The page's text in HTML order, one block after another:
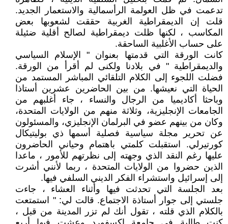
تدعمت في ظل العولمة الرأسمالية والاستعمار الجديد.
قلت إن الديمقراطية الغربية حققت لشعوبها بعض
المكاسب ، لكنها ظلت ديمقراطية لصالح أقلية ضئيلة
على حساب الأغلبية الساحقة.
كانت الورقة التي قدمتها بعنوان " الإسلام السياسي
والديمقراطية " في بلادنا ولكنى لم أقرأ من الورقة.
فضلت اللجوء إلى الكلام التلقائي المباشر المستمد من
الحياة التي نعيشها. من بين الحاضرين عشرين أستاذا
وباحثا أكاديميا من الرجال والنساء ، جاء أغلبهم من
الجامعات الإنجليزية، وثلاثة منهم من الولايات المتحدة،
وكان من بينهم عضو في البرلمان الإنجليزي، والمسئولون
عن تحرير مجلة سياسية فصلية أسمها ذي بوليتيكال
كورتيرلي. استقبلت کلمتي باهتمام وحياني الحاضرون
عليها رغم النقد الذي وجهته إلى نظرتهم للأمور ، ماعدا
الذين حضروا من الولايات المتحدة ، ربما لأنني أشرت
إلى إسرائيل واستشراء الفكر الديني السلفي فيها.
بعد الجلسة التي تحدثت فيها وأثناء العشاء ، جاءت
جلستي إلى جوار أستاذة الاجتماع. قالت لي: " استمتعت
بالكلام الذي قلته ، تقول أنك لم تزر المدينة من قبل ،